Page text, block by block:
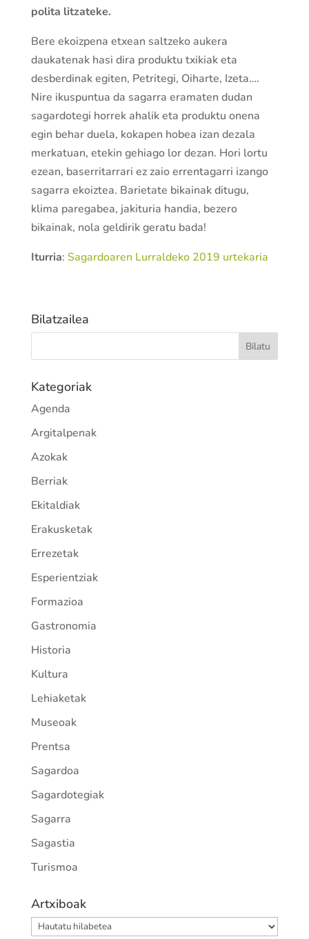
polita litzateke.
Bere ekoizpena etxean saltzeko aukera
daukatenak hasi dira produktu txikiak eta
desberdinak egiten, Petritegi, Oiharte, Izeta….
Nire ikuspuntua da sagarra eramaten dudan
sagardotegi horrek ahalik eta produktu onena
egin behar duela, kokapen hobea izan dezala
merkatuan, etekin gehiago lor dezan. Hori lortu
ezean, baserritarrari ez zaio errentagarri izango
sagarra ekoiztea. Barietate bikainak ditugu,
klima paregabea, jakituria handia, bezero
bikainak, nola geldirik geratu bada!
Iturria: Sagardoaren Lurraldeko 2019 urtekaria
Bilatzailea
Kategoriak
Agenda
Argitalpenak
Azokak
Berriak
Ekitaldiak
Erakusketak
Errezetak
Esperientziak
Formazioa
Gastronomia
Historia
Kultura
Lehiaketak
Museoak
Prentsa
Sagardoa
Sagardotegiak
Sagarra
Sagastia
Turismoa
Artxiboak
Artxiboak